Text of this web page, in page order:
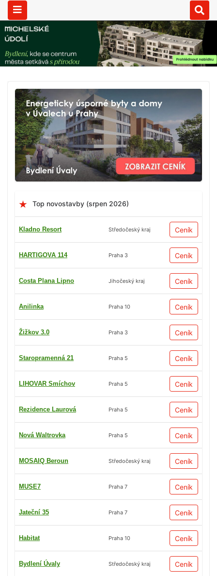
Top novostavby (srpen 2026)
Kladno Resort Středočeský kraj Ceník
HARTIGOVA 114 Praha 3 Ceník
Costa Plana Lipno Jihočeský kraj Ceník
Anilinka Praha 10 Ceník
Žižkov 3.0 Praha 3 Ceník
Staropramenná 21 Praha 5 Ceník
LIHOVAR Smíchov Praha 5 Ceník
Rezidence Laurová Praha 5 Ceník
Nová Waltrovka Praha 5 Ceník
MOSAIQ Beroun Středočeský kraj Ceník
MUSE7 Praha 7 Ceník
Jateční 35 Praha 7 Ceník
Habitat Praha 10 Ceník
Bydlení Úvaly Středočeský kraj Ceník